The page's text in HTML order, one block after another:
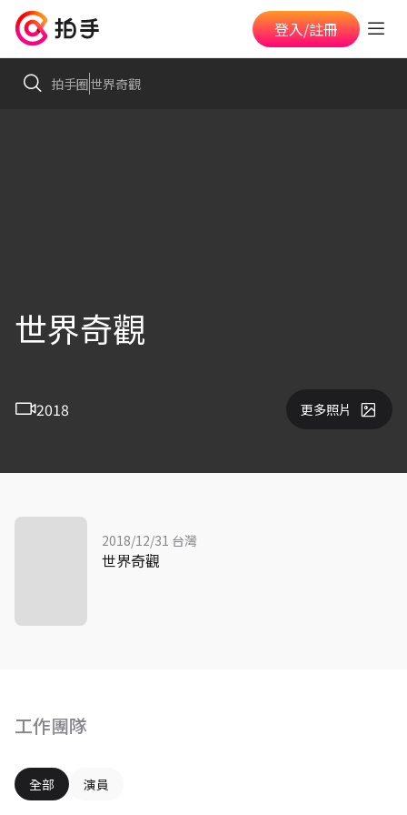
登入/註冊
拍手圈世界奇觀
世界奇觀
2018 更多照片
工作團隊
全部 演員
2018/12/31 台灣
世界奇觀